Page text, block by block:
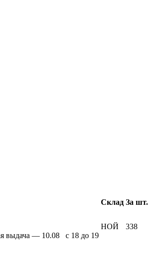
Склад За шт.
выдача — 10.08 c 18 до 19
НОЙ 338